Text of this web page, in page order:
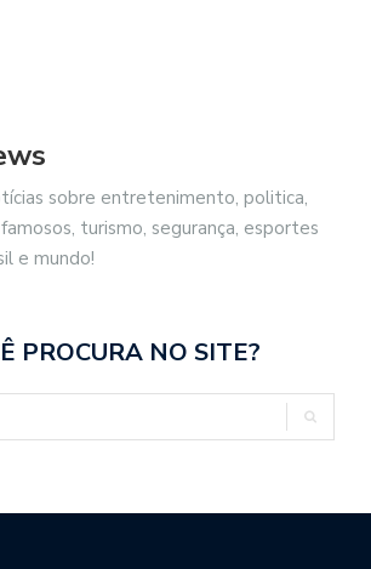
sobre entretenimento, politica,
turismo, segurança, esportes
e mundo!
PROCURA NO SITE?